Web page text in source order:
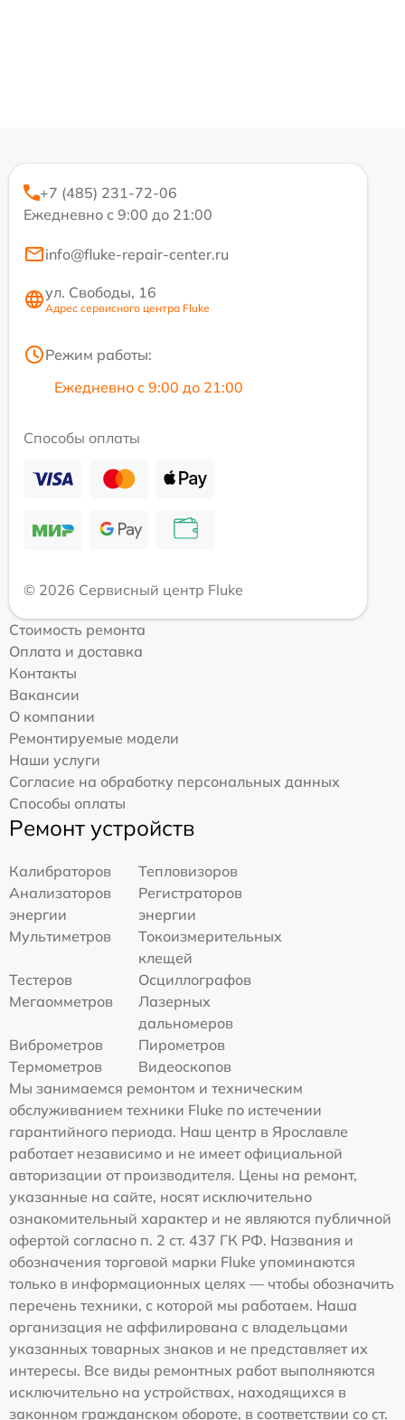
+7 (485) 231-72-06
Ежедневно с 9:00 до 21:00
info@fluke-repair-center.ru
ул. Свободы, 16
Адрес сервисного центра Fluke
Режим работы:
Ежедневно с 9:00 до 21:00
Способы оплаты
© 2026 Сервисный центр Fluke
Стоимость ремонта
Оплата и доставка
Контакты
Вакансии
О компании
Ремонтируемые модели
Наши услуги
Согласие на обработку персональных данных
Способы оплаты
Ремонт устройств
Калибраторов
Тепловизоров
Анализаторов
энергии
Регистраторов
энергии
Мультиметров
Токоизмерительных
клещей
Тестеров
Осциллографов
Мегаомметров
Лазерных
дальномеров
Виброметров
Пирометров
Термометров
Видеоскопов
Мы занимаемся ремонтом и техническим
обслуживанием техники Fluke по истечении
гарантийного периода. Наш центр в Ярославле
работает независимо и не имеет официальной
авторизации от производителя. Цены на ремонт,
указанные на сайте, носят исключительно
ознакомительный характер и не являются публичной
офертой согласно п. 2 ст. 437 ГК РФ. Названия и
обозначения торговой марки Fluke упоминаются
только в информационных целях — чтобы обозначить
перечень техники, с которой мы работаем. Наша
организация не аффилирована с владельцами
указанных товарных знаков и не представляет их
интересы. Все виды ремонтных работ выполняются
исключительно на устройствах, находящихся в
законном гражданском обороте, в соответствии со ст.